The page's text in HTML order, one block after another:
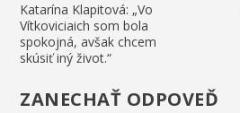
Katarína Klapitová: „Vo
Vítkoviciaich som bola
spokojná, avšak chcem
skúsiť iný život.“
ZANECHAŤ ODPOVEĎ